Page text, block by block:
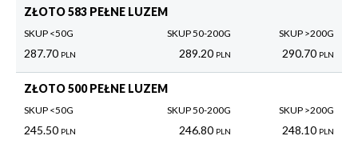
ZŁOTO 583 PEŁNE LUZEM
SKUP <50G
287.70 PLN
SKUP 50-200G
289.20 PLN
SKUP >200G
290.70 PLN
ZŁOTO 500 PEŁNE LUZEM
SKUP <50G
245.50 PLN
SKUP 50-200G
246.80 PLN
SKUP >200G
248.10 PLN